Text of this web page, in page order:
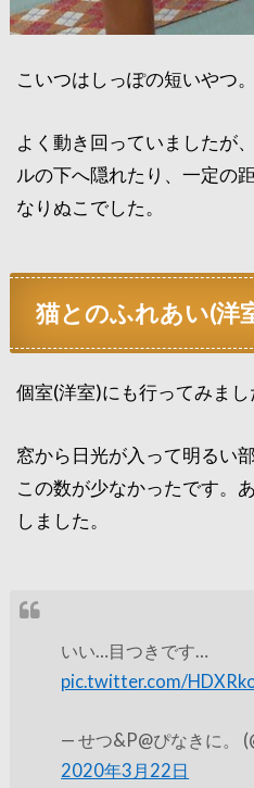
こいつはしっぽの短いやつ。
よく動き回っていましたが
ルの下へ隠れたり、一定の
なりぬこでした。
猫とのふれあい(洋
個室(洋室)にも行ってみまし
窓から日光が入って明るい
この数が少なかったです。
しました。
いい…目つきです…
pic.twitter.com/
— せつ&P@ぴなきに
2020年3月22日